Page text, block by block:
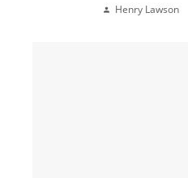
Henry Lawson